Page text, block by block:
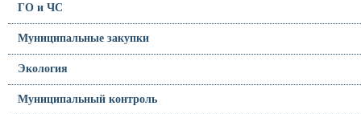
ГО и ЧС
Муниципальные закупки
Экология
Муниципальный контроль